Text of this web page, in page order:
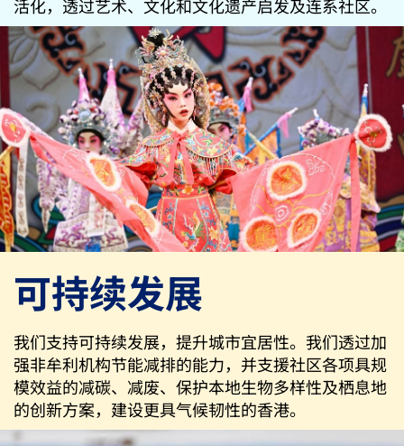
活化，透过艺术、文化和文化遗产启发及连系社区。
可持续发展
我们支持可持续发展，提升城市宜居性。我们透过加
强非牟利机构节能减排的能力，并支援社区各项具规
模效益的减碳、减废、保护本地生物多样性及栖息地
的创新方案，建设更具气候韧性的香港。